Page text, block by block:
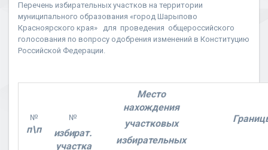
Перечень избирательных участков на территории
муниципального образования «город Шарыпово
Красноярского края» для проведения общероссийского
голосования по вопросу одобрения изменений в Конституцию
Российской Федерации.
№
п\п
№
избират.
участка
Место
нахождения
участковых
избирательных